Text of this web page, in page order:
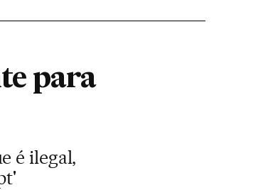
para
é ilegal,